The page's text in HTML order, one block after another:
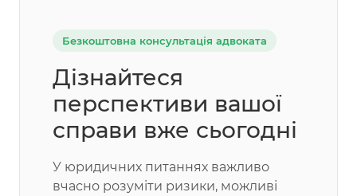
Безкоштовна консультація адвоката
Дізнайтеся
перспективи вашої
справи вже сьогодні
У юридичних питаннях важливо
вчасно розуміти ризики, можливі